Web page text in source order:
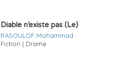
Diable n’existe pas (Le)
RASOULOF Mohammad
Fiction | Drame